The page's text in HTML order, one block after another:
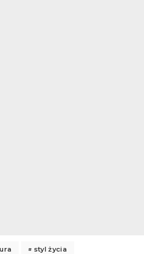
styl życia